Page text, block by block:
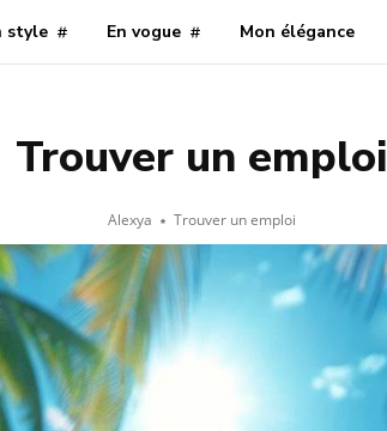
style En vogue Mon élégance
Trouver un emploi
Alexya Trouver un emploi